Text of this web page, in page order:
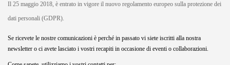
Il 25 maggio 2018, è entrato in vigore il nuovo regolamento europeo sulla protezione dei
dati personali (GDPR).
Se ricevete le nostre comunicazioni è perché in passato vi siete iscritti alla nostra
newsletter o ci avete lasciato i vostri recapiti in occasione di eventi o collaborazioni.